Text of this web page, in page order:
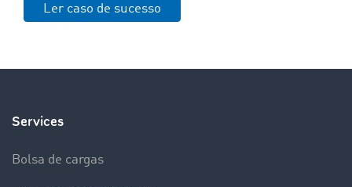
Ler caso de sucesso
Services
Bolsa de cargas